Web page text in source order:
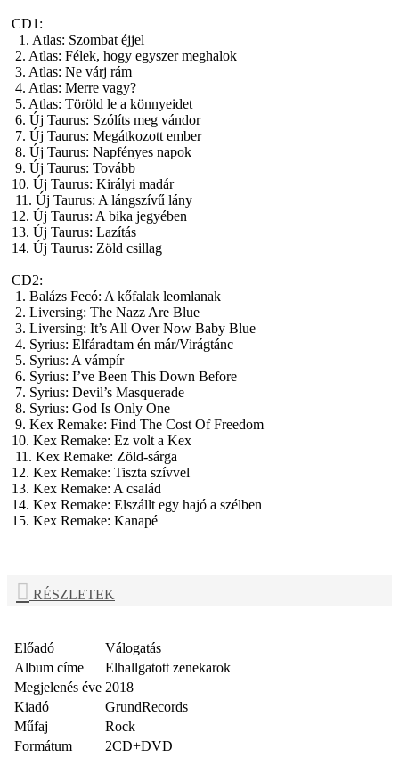
CD1:
1. Atlas: Szombat éjjel
2. Atlas: Félek, hogy egyszer meghalok
3. Atlas: Ne várj rám
4. Atlas: Merre vagy?
5. Atlas: Töröld le a könnyeidet
6. Új Taurus: Szólíts meg vándor
7. Új Taurus: Megátkozott ember
8. Új Taurus: Napfényes napok
9. Új Taurus: Tovább
10. Új Taurus: Királyi madár
11. Új Taurus: A lángszívű lány
12. Új Taurus: A bika jegyében
13. Új Taurus: Lazítás
14. Új Taurus: Zöld csillag
CD2:
1. Balázs Fecó: A kőfalak leomlanak
2. Liversing: The Nazz Are Blue
3. Liversing: It’s All Over Now Baby Blue
4. Syrius: Elfáradtam én már/Virágtánc
5. Syrius: A vámpír
6. Syrius: I’ve Been This Down Before
7. Syrius: Devil’s Masquerade
8. Syrius: God Is Only One
9. Kex Remake: Find The Cost Of Freedom
10. Kex Remake: Ez volt a Kex
11. Kex Remake: Zöld-sárga
12. Kex Remake: Tiszta szívvel
13. Kex Remake: A család
14. Kex Remake: Elszállt egy hajó a szélben
15. Kex Remake: Kanapé
RÉSZLETEK
Előadó
Válogatás
Album címe
Elhallgatott zenekarok
Megjelenés éve 2018
Kiadó
GrundRecords
Műfaj
Rock
Formátum
2CD+DVD